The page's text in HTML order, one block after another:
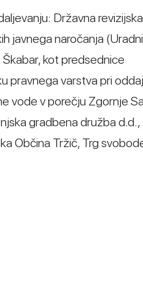
Državna revizijska
javnega naročanja
kot predsednice
pravnega varstva pri
vode v porečju Zgornje
gradbena družba d.d.,
Občina Tržič, Trg